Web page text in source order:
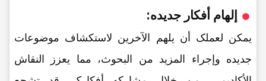
إلهام أفکار جدیده:
یمکن لعملک أن یلهم الآخرین لاستکشاف موضوعات
جدیده وإجراء المزید من البحوث، مما یعزز النقاش